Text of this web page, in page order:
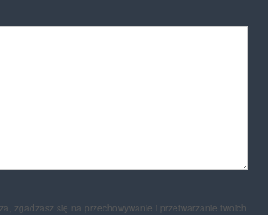
zgadzasz się na przechowywanie i przetwarzanie twoich